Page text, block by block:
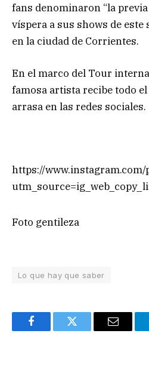
fans denominaron “la
víspera a sus shows de este
en la ciudad de Corrientes.
En el marco del Tour
famosa artista recibe todo
arrasa en las redes sociales.
https://www.instagram.com/
Foto gentileza
Lo que hay que saber
FacebookTwitter Email